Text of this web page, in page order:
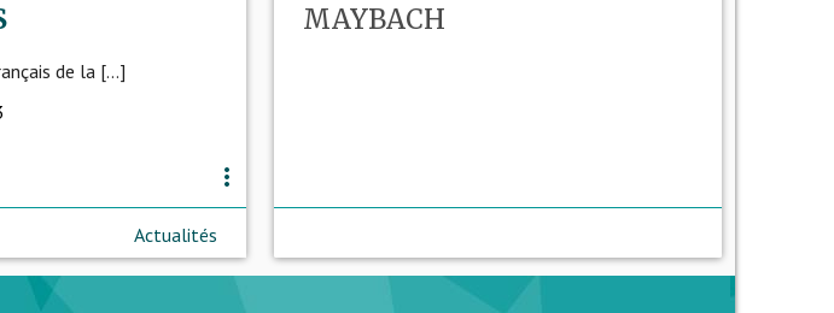
de la [...]
more_vert
Actualités
MAYBACH